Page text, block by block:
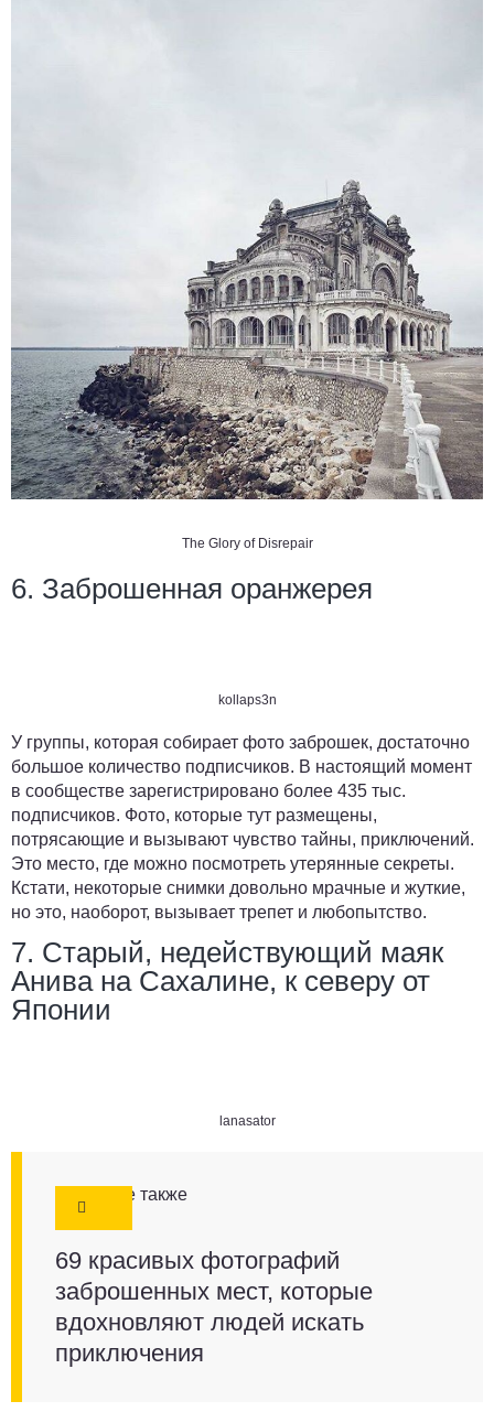
The Glory of Disrepair
6. Заброшенная оранжерея
kollaps3n
У группы, которая собирает фото заброшек, достаточно
большое количество подписчиков. В настоящий момент
в сообществе зарегистрировано более 435 тыс.
подписчиков. Фото, которые тут размещены,
потрясающие и вызывают чувство тайны, приключений.
Это место, где можно посмотреть утерянные секреты.
Кстати, некоторые снимки довольно мрачные и жуткие,
но это, наоборот, вызывает трепет и любопытство.
7. Старый, недействующий маяк
Анива на Сахалине, к северу от
Японии
lanasator
Смотрите также
69 красивых фотографий
заброшенных мест, которые
вдохновляют людей искать
приключения